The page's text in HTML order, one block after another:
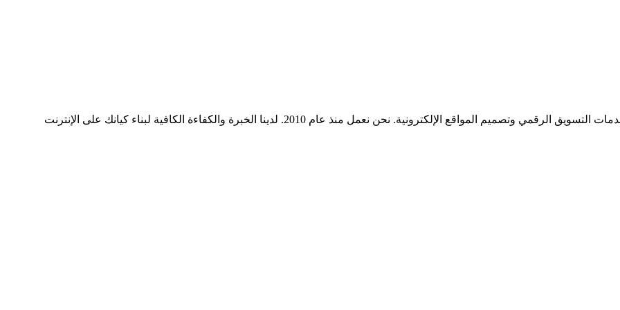
ميديا ​​سيرف هي شركة رائدة في مجال وسائل التواصل الاجتماعي وخدمات التسويق الرقمي وتصميم المواقع الإلكترونية. نحن نعمل منذ عام 2010. لدينا الخبرة والكفاءة الكافية لبناء كيانك على الإنترنت